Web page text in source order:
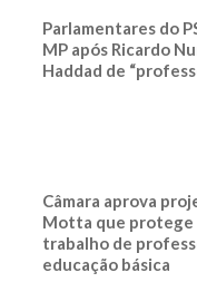
Parlamentares do
MP após Ricardo
Haddad de
Câmara aprova
Motta que protege
trabalho de
educação básica